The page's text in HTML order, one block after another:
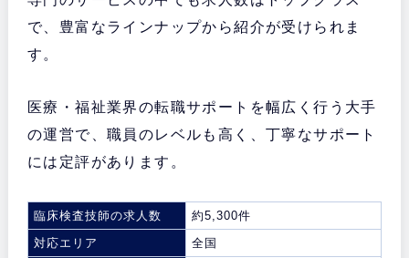
で、豊富なラインナップから紹介が受けられま
す。
医療・福祉業界の転職サポートを幅広く行う大手
の運営で、職員のレベルも高く、丁寧なサポート
には定評があります。
臨床検査技師の求人数
約5,300件
対応エリア
全国